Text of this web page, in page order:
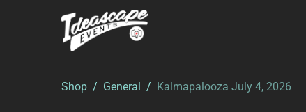
Shop / General / Kalmapalooza July 4, 2026